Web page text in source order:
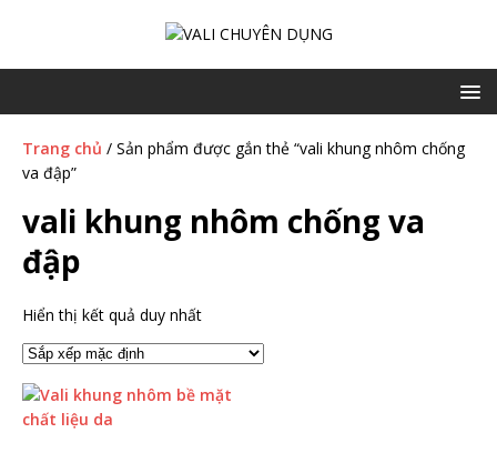
Trang chủ / Sản phẩm được gắn thẻ “vali khung nhôm chống
va đập”
vali khung nhôm chống va
đập
Hiển thị kết quả duy nhất